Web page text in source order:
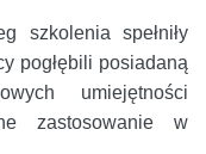
szkolenia spełniły
pogłębili posiadaną
umiejętności
zastosowanie w